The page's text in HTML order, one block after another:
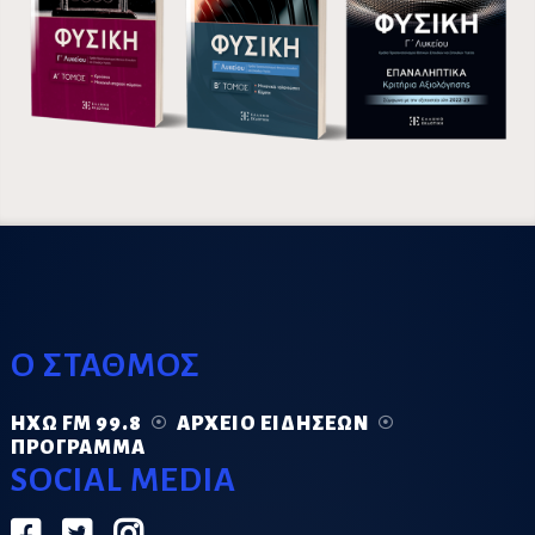
Ο ΣΤΑΘΜΟΣ
ΗΧΏ FM 99.8
ΑΡΧΕΊΟ ΕΙΔΉΣΕΩΝ
ΠΡΌΓΡΑΜΜΑ
SOCIAL MEDIA